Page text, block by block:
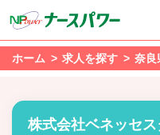
ホーム 求人を探す 奈良
株式会社ベネッセ